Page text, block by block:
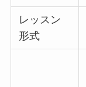
レッスン
形式